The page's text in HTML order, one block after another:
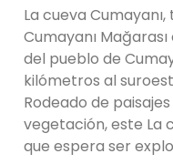
La cueva
Cumayanı
del pueblo de
kilómetros al
Rodeado de
vegetación, este La
que espera ser